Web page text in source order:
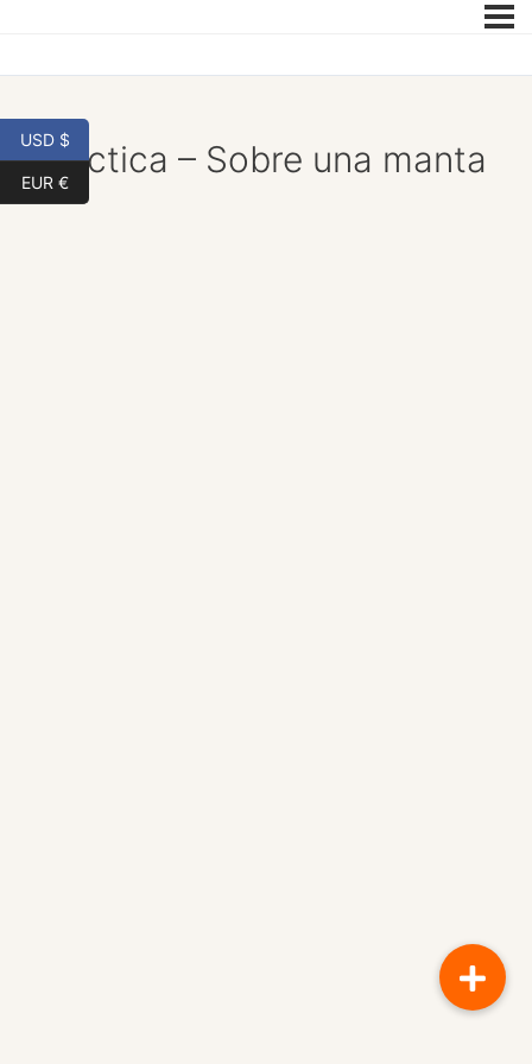
Práctica – Sobre una manta
USD $
EUR €